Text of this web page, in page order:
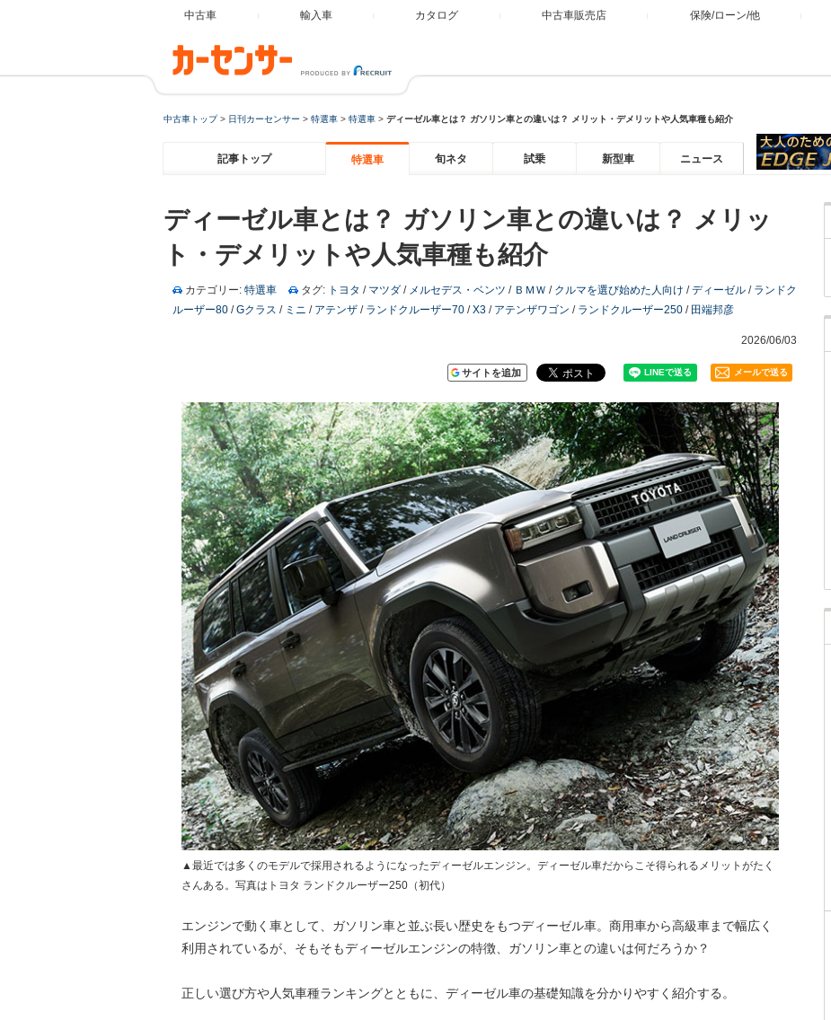
中古車 輸入車 カタログ 中古車販売店 保険/ローン/他
中古車トップ> 日刊カーセンサー > 特選車 > 特選車 > ディーゼル車とは？ ガソリン車との違いは？ メリット・デメリットや人気車種も紹介
記事トップ 特選車 旬ネタ 試乗 新型車 ニュース
ディーゼル車とは？ ガソリン車との違いは？ メリッ
ト・デメリットや人気車種も紹介
カテゴリー: 特選車 タグ: トヨタ / マツダ / メルセデス・ベンツ / ＢＭＷ / クルマを選び始めた人向け /ディーゼル / ランドク
ルーザー80 /Gクラス / ミニ / アテンザ / ランドクルーザー70 /X3 / アテンザワゴン / ランドクルーザー250 / 田端邦彦
2026/06/03
サイトを追加 メールで送る
▲最近では多くのモデルで採用されるようになったディーゼルエンジン。ディーゼル車だからこそ得られるメリットがたく
さんある。写真はトヨタ ランドクルーザー250（初代）
エンジンで動く車として、ガソリン車と並ぶ長い歴史をもつディーゼル車。商用車から高級車まで幅広く
利用されているが、そもそもディーゼルエンジンの特徴、ガソリン車との違いは何だろうか？
正しい選び方や人気車種ランキングとともに、ディーゼル車の基礎知識を分かりやすく紹介する。